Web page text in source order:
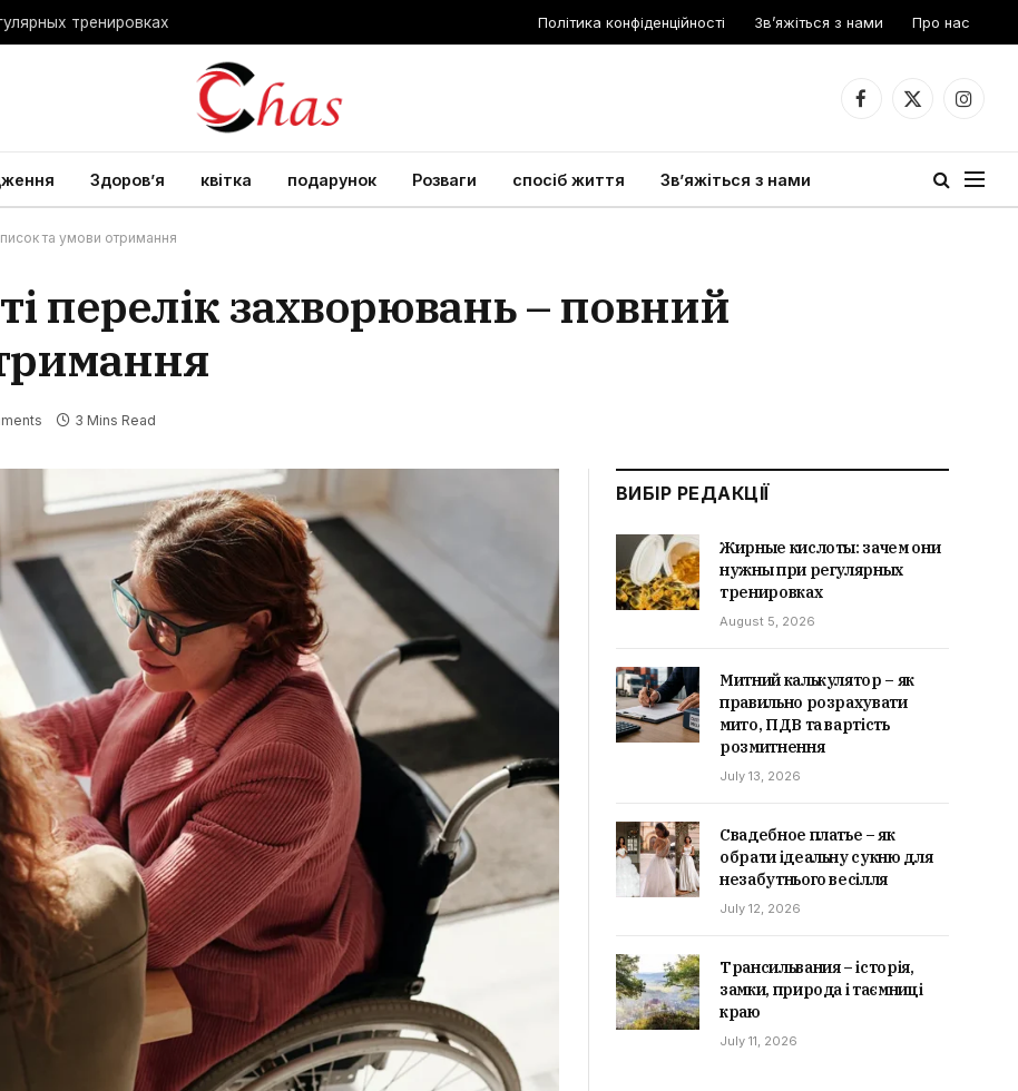
тренировках Політика конфіденційності Зв’яжіться з нами Про нас
Facebook
X
Здоров’я квітка подарунок Розваги спосіб життя Зв’яжіться з нами
та умови отримання
перелік захворювань – повний
3 Mins Read
ВИБІР РЕДАКЦІЇ
Жирные кислоты: зачем они
нужны при регулярных
тренировках
August 5, 2026
Митний калькулятор – як
правильно розрахувати
мито, ПДВ та вартість
розмитнення
July 13, 2026
Свадебное платье – як
обрати ідеальну сукню для
незабутнього весілля
July 12, 2026
Трансильвания – історія,
замки, природа і таємниці
краю
July 11, 2026